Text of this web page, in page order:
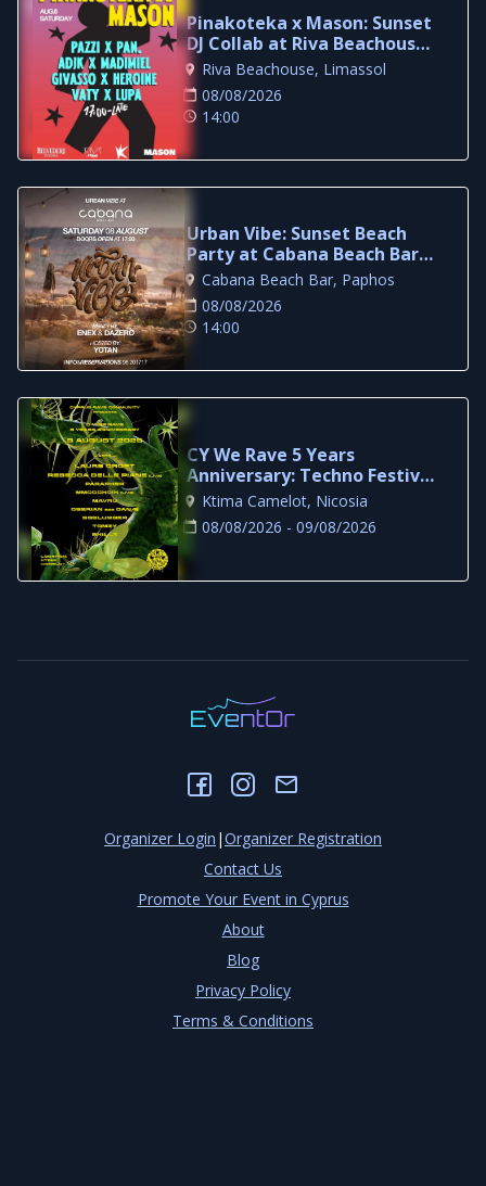
Pinakoteka x Mason: Sunset
DJ Collab at Riva Beachouse
Limassol
Riva Beachouse, Limassol
08/08/2026
14:00
Urban Vibe: Sunset Beach
Party at Cabana Beach Bar,
Paphos
Cabana Beach Bar, Paphos
08/08/2026
14:00
CY We Rave 5 Years
Anniversary: Techno Festival
at Ktima Camelot
Ktima Camelot, Nicosia
08/08/2026 - 09/08/2026
Organizer Login |Organizer Registration
Contact Us
Promote Your Event in Cyprus
About
Blog
Privacy Policy
Terms & Conditions